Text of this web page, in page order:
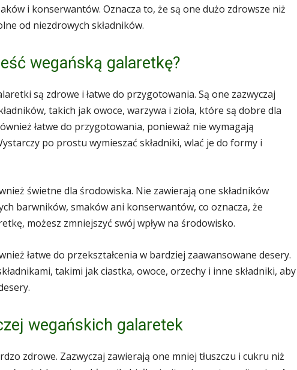
i konserwantów. Oznacza to, że są one dużo zdrowsze niż
od niezdrowych składników.
wegańską galaretkę?
są zdrowe i łatwe do przygotowania. Są one zazwyczaj
takich jak owoce, warzywa i zioła, które są dobre dla
łatwe do przygotowania, ponieważ nie wymagają
po prostu wymieszać składniki, wlać je do formy i
świetne dla środowiska. Nie zawierają one składników
barwników, smaków ani konserwantów, co oznacza, że
możesz zmniejszyć swój wpływ na środowisko.
łatwe do przekształcenia w bardziej zaawansowane desery.
takimi jak ciastka, owoce, orzechy i inne składniki, aby
wegańskich galaretek
zdrowe. Zazwyczaj zawierają one mniej tłuszczu i cukru niż